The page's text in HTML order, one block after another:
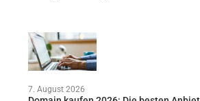
7. August 2026